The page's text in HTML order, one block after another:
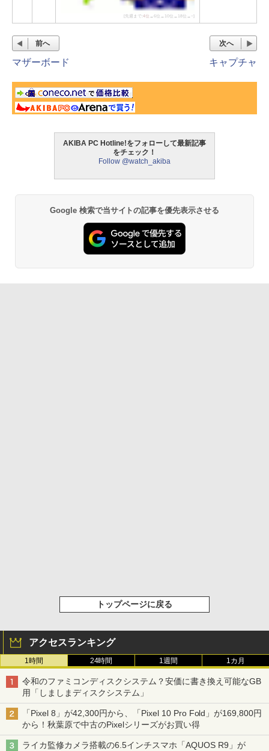
[先週まで:4位 →6位→10位→18位→−]
前へ
マザーボード
次へ
キャプチャ
AKIBA PC Hotline!をフォローして最新記事
をチェック！
Follow @watch_akiba
Google 検索で当サイトの記事を優先表示させる
トップページに戻る
アクセスランキング
1時間 24時間 1週間 1カ月
令和のファミコンディスクシステム？安価に書き換え可能なGB
用「しましまディスクシステム」
「Pixel 8」が42,300円から、「Pixel 10 Pro Fold」が169,800円
から！秋葉原で中古のPixelシリーズがお買い得
ライカ監修カメラ搭載の6.5インチスマホ「AQUOS R9」が